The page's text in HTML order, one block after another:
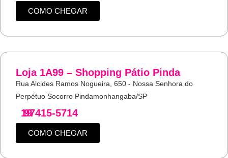
COMO CHEGAR
Loja 1A99 – Shopping Pátio Pinda
Rua Alcides Ramos Nogueira, 650 - Nossa Senhora do
Perpétuo Socorro Pindamonhangaba/SP
19
97415-5714
COMO CHEGAR